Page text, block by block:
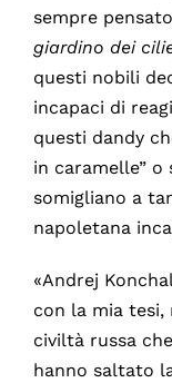
sempre
giardino dei
questi nobili
incapaci di
questi dandy
in caramelle” o
somigliano a
napoletana
«Andrej
con la mia tesi,
civiltà russa
hanno saltato